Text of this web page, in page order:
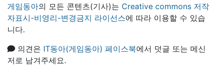
게임동아의 모든 콘텐츠(기사)는 Creative commons 저작
자표시-비영리-변경금지 라이선스에 따라 이용할 수 있습
니다.
의견은 IT동아(게임동아) 페이스북에서 덧글 또는 메신
저로 남겨주세요.